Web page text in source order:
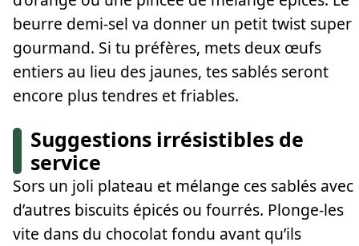
beurre demi-sel va donner un petit twist super
gourmand. Si tu préfères, mets deux œufs
entiers au lieu des jaunes, tes sablés seront
encore plus tendres et friables.
Suggestions irrésistibles de
service
Sors un joli plateau et mélange ces sablés avec
d’autres biscuits épicés ou fourrés. Plonge-les
vite dans du chocolat fondu avant qu’ils